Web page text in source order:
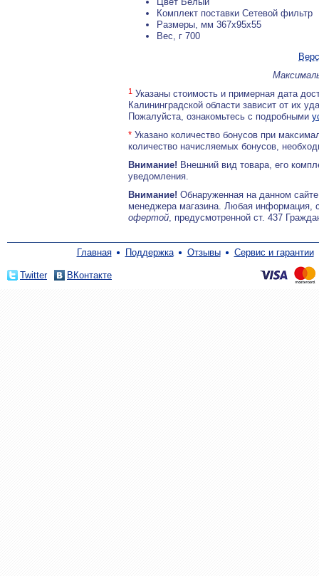
Комплект поставки Сетевой фильтр
Размеры, мм 367x95x55
Вес, г 700
1 Указаны стоимость и примерная дата
Калининградской области зависит от их
Пожалуйста, ознакомьтесь с подробными
* Указано количество бонусов при
количество начисляемых бонусов,
Внимание! Внешний вид товара, его
уведомления.
Внимание! Обнаруженная на данном
менеджера магазина. Любая информация,
офертой, предусмотренной ст. 437
Главная Поддержка Отзывы Сервис и гарантии
Twitter ВКонтакте